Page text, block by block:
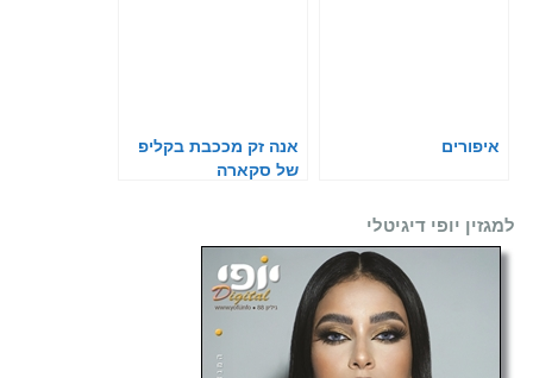
איפורים
אנה זק מככבת בקליפ
של סקארה
למגזין יופי דיגיטלי